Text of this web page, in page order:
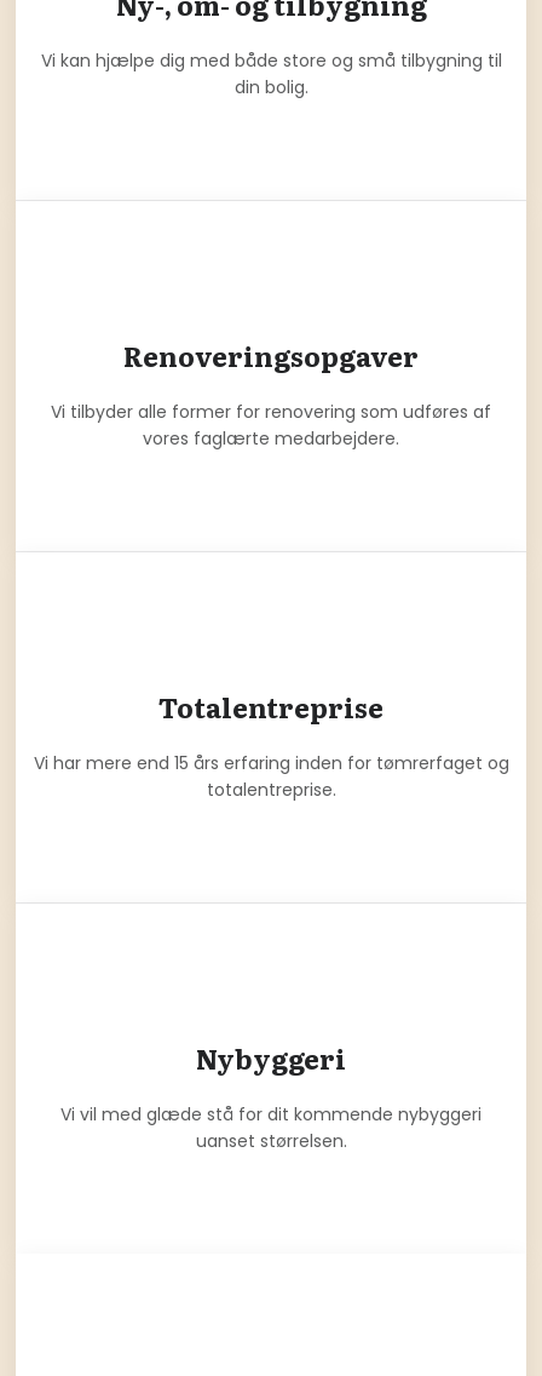
Vi kan hjælpe dig med både store og små tilbygning til
din bolig.
Renoveringsopgaver
Vi tilbyder alle former for renovering som udføres af
vores faglærte medarbejdere.
Totalentreprise
Vi har mere end 15 års erfaring inden for tømrerfaget og
totalentreprise.
Nybyggeri
Vi vil med glæde stå for dit kommende nybyggeri
uanset størrelsen.